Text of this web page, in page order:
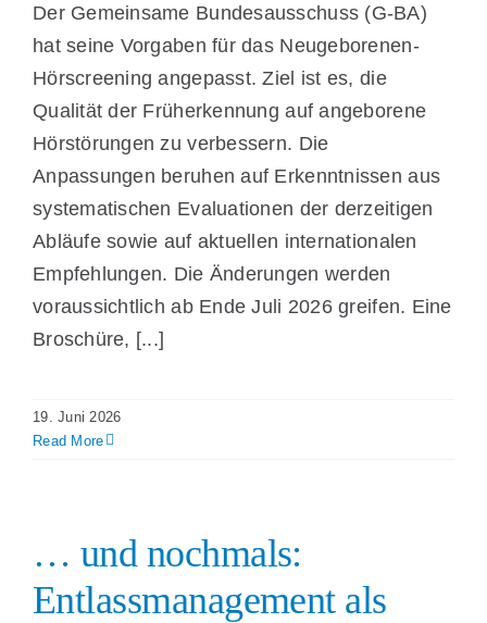
Der Gemeinsame Bundesausschuss (G-BA)
hat seine Vorgaben für das Neugeborenen-
Hörscreening angepasst. Ziel ist es, die
Qualität der Früherkennung auf angeborene
Hörstörungen zu verbessern. Die
Anpassungen beruhen auf Erkenntnissen aus
systematischen Evaluationen der derzeitigen
Abläufe sowie auf aktuellen internationalen
Empfehlungen. Die Änderungen werden
voraussichtlich ab Ende Juli 2026 greifen. Eine
Broschüre, [...]
19. Juni 2026
Read More
… und nochmals:
Entlassmanagement als